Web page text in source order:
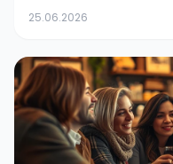
25.06.2026